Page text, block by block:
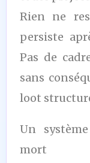
Rien ne
persiste
Pas de
sans
loot
Un
mort